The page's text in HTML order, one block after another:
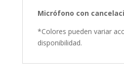
Micrófono con
*Colores pueden variar
disponibilidad.